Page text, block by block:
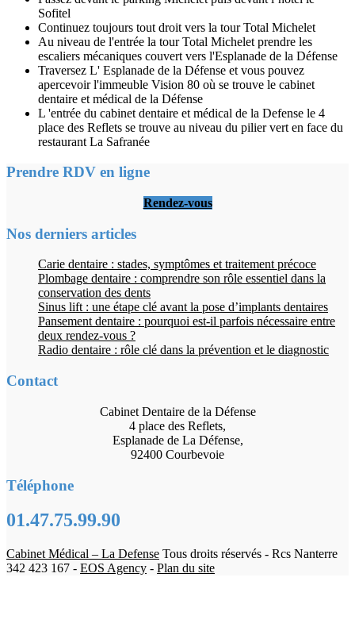
Sofitel
Continuez toujours tout droit vers la tour Total Michelet
Au niveau de l'entrée la tour Total Michelet prendre les
escaliers mécaniques couvert vers l'Esplanade de la Défense
Traversez L' Esplanade de la Défense et vous pouvez
apercevoir l'immeuble Vision 80 où se trouve le cabinet
dentaire et médical de la Défense
L 'entrée du cabinet dentaire et médical de la Defense le 4
place des Reflets se trouve au niveau du pilier vert en face du
restaurant La Safranée
Prendre RDV en ligne
Rendez-vous
Nos derniers articles
Carie dentaire : stades, symptômes et traitement précoce
Plombage dentaire : comprendre son rôle essentiel dans la
conservation des dents
Sinus lift : une étape clé avant la pose d’implants dentaires
Pansement dentaire : pourquoi est-il parfois nécessaire entre
deux rendez-vous ?
Radio dentaire : rôle clé dans la prévention et le diagnostic
Contact
Cabinet Dentaire de la Défense
4 place des Reflets,
Esplanade de La Défense,
92400 Courbevoie
Téléphone
01.47.75.99.90
Cabinet Médical – La Defense Tous droits réservés - Rcs Nanterre
342 423 167 - EOS Agency - Plan du site